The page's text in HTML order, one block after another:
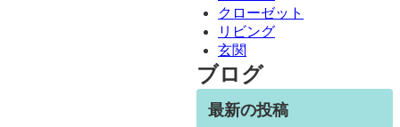
クローゼット
リビング
玄関
ブログ
最新の投稿